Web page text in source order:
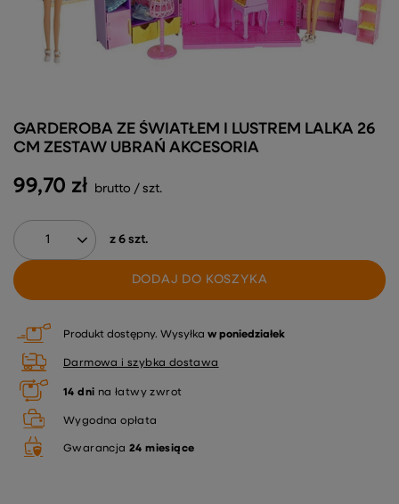
99,70 zł brutto / szt.
z 6 szt.
DODAJ DO KOSZYKA
GARDEROBA ZE ŚWIATŁEM I LUSTREM LALKA 26
CM ZESTAW UBRAŃ AKCESORIA
Produkt dostępny Wysyłka w poniedziałek
Darmowa i szybka dostawa
14 dni na łatwy zwrot
Wygodna opłata
Gwarancja 24 miesiące